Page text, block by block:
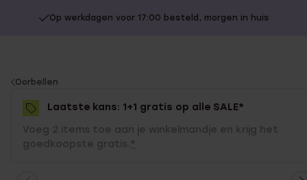
Op werkdagen voor 17:00 besteld, morgen in huis
You
are
here:
Oorbellen
Laatste kans: 1+1 gratis op alle SALE*
Voeg 2 items toe aan je winkelmandje en krijg het
goedkoopste gratis. *